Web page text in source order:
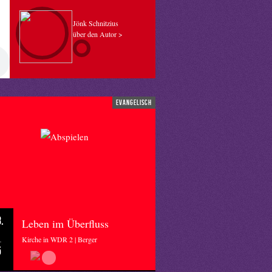
Jönk Schnitzius
über den Autor >
evangelisch
Leben im Überfluss
Kirche in WDR 2 | Berger